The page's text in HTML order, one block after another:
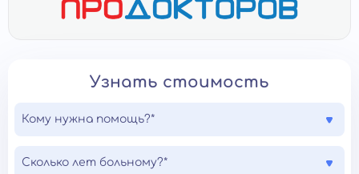
Узнать стоимость
Кому нужна помощь?*
Сколько лет больному?*